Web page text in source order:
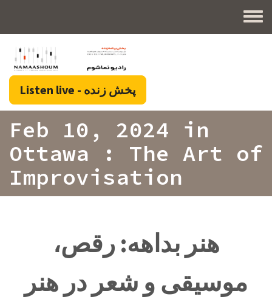
پخش زنده - Listen live
Feb 10, 2024 in
Ottawa : The Art of
Improvisation
هنر بداهه: رقص،
موسیقی و شعر در هنر